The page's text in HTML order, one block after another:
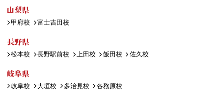
山梨県
甲府校 富士吉田校
長野県
松本校 長野駅前校 上田校 飯田校 佐久校
岐阜県
岐阜校 大垣校 多治見校 各務原校